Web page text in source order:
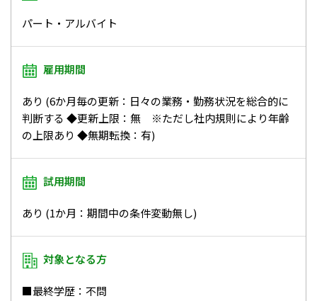
パート・アルバイト
雇用期間
あり (6か月毎の更新：日々の業務・勤務状況を総合的に
判断する ◆更新上限：無 ※ただし社内規則により年齢
の上限あり ◆無期転換：有)
試用期間
あり (1か月：期間中の条件変動無し)
対象となる方
■最終学歴：不問